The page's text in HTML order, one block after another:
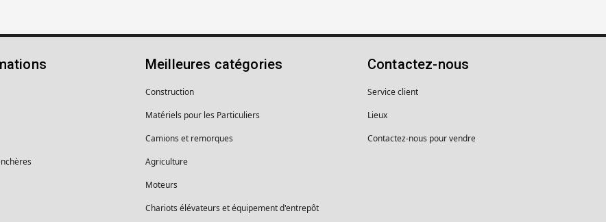
Meilleures catégories
Construction
Matériels pour les Particuliers
Camions et remorques
Agriculture
Moteurs
Chariots élévateurs et équipement d'entrepôt
Contactez-nous
Service client
Lieux
Contactez-nous pour vendre